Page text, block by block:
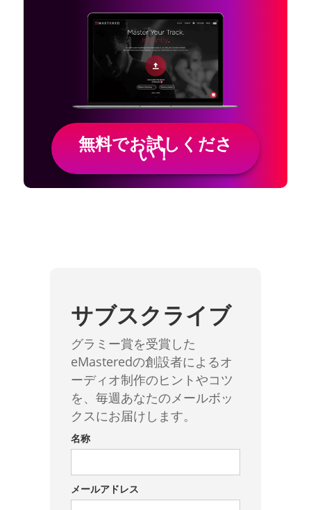
無料でお試しくださ
い！
サブスクライブ
グラミー賞を受賞した
eMasteredの創設者によるオ
ーディオ制作のヒントやコツ
を、毎週あなたのメールボッ
クスにお届けします。
名称
メールアドレス